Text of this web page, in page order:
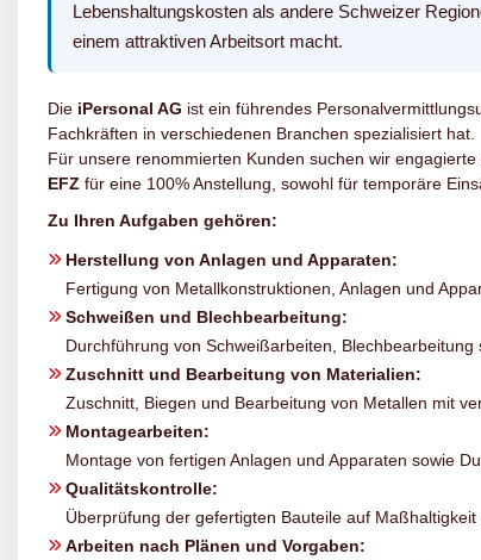
Lebenshaltungskosten als andere Schweizer
einem attraktiven Arbeitsort macht.
Die iPersonal AG ist ein führendes
Fachkräften in verschiedenen Branchen spezialisiert hat.
Für unsere renommierten Kunden suchen wir
EFZ für eine 100% Anstellung, sowohl für temporäre
Zu Ihren Aufgaben gehören:
Herstellung von Anlagen und Apparaten:
Fertigung von Metallkonstruktionen, Anlagen und
Schweißen und Blechbearbeitung:
Durchführung von Schweißarbeiten,
Zuschnitt und Bearbeitung von Materialien:
Zuschnitt, Biegen und Bearbeitung von Metallen mit
Montagearbeiten:
Montage von fertigen Anlagen und Apparaten sowie
Qualitätskontrolle:
Überprüfung der gefertigten Bauteile auf Maßhaltigkeit
Arbeiten nach Plänen und Vorgaben: